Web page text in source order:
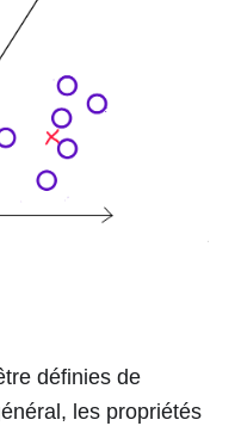
définies de
les propriétés